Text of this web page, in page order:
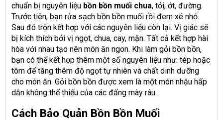
chuẩn bị nguyên liệu bồn bồn muối chua, tỏi, ớt, đường.
Trước tiên, bạn rửa sạch bồn bồn muối rồi đem xé nhỏ.
Sau đó trộn kết hợp với các nguyên liệu còn lại. Vị giác sẽ
bị kích thích bởi vị ngọt, chua, cay, mặn. Tất cả kết hợp hài
hòa với nhau tạo nên món ăn ngon. Khi làm gỏi bồn bồn,
bạn có thể kết hợp thêm một số nguyên liệu như: tép hoặc
tôm để tăng thêm độ ngọt tự nhiên và chất dinh dưỡng
cho món ăn. Gỏi bồn bồn được xem là một món nhậu hấp
dẫn không thể thiếu của các đấng mày râu.
Cách Bảo Quản Bồn Bồn Muối